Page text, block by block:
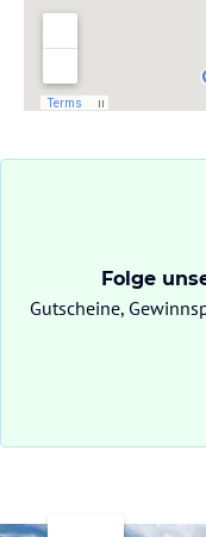
Folge
Gutscheine,